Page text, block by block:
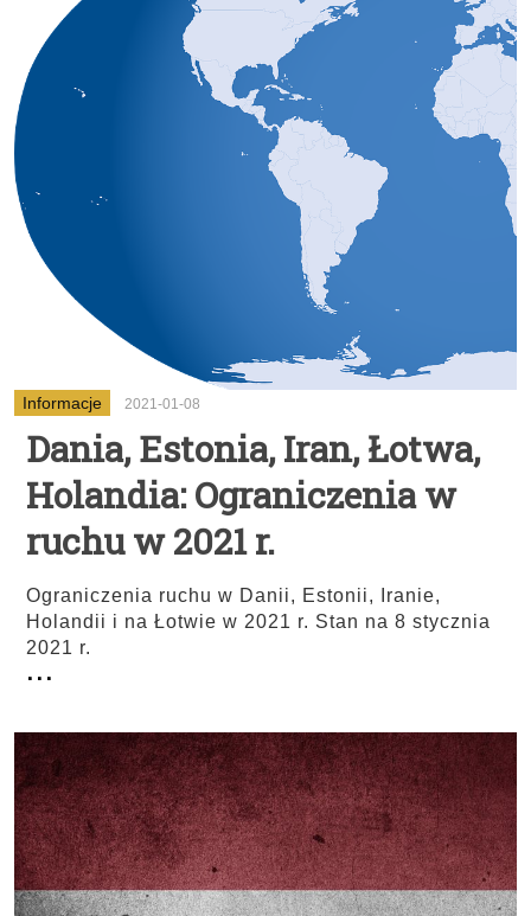
Informacje 2021-01-08
Dania, Estonia, Iran, Łotwa,
Holandia: Ograniczenia w
ruchu w 2021 r.
Ograniczenia ruchu w Danii, Estonii, Iranie,
Holandii i na Łotwie w 2021 r. Stan na 8 stycznia
2021 r.
...